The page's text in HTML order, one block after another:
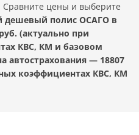
цены и выберите
дешевый полис ОСАГО в
(актуально при
КВС, КМ и базовом
автострахования — 18807
коэффициентах КВС, КМ